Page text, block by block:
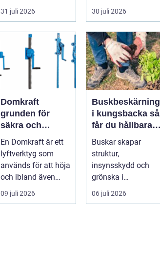
punkteri...
31 juli 2026
ett tak. Ett
timmerhus är ett
lå...
30 juli 2026
Domkraft
grunden för
säkra och
precisa lyft
En Domkraft är ett
lyftverktyg som
används för att höja
och ibland även
positionera tunga
objekt, so...
09 juli 2026
Buskbeskärning
i kungsbacka så
får du hållbara
och vackra
buskar året runt
Buskar skapar
struktur,
insynsskydd och
grönska i
trädgården, men
utan genomtänkt
06 juli 2026